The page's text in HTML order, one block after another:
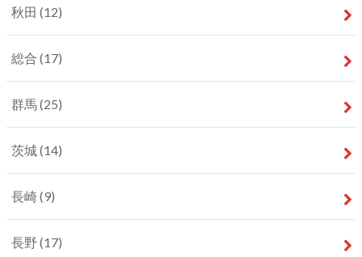
秋田 (12)
総合 (17)
群馬(25)
茨城(14)
長崎(9)
長野 (17)